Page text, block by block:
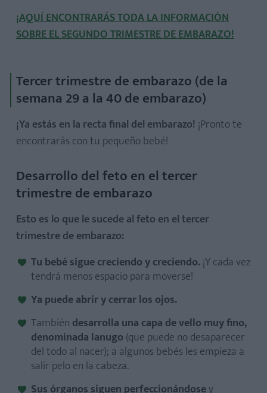
¡AQUÍ ENCONTRARÁS TODA LA INFORMACIÓN
SOBRE EL SEGUNDO TRIMESTRE DE EMBARAZO!
Tercer trimestre de embarazo (de la
semana 29 a la 40 de embarazo)
¡Ya estás en la recta final del embarazo! ¡Pronto te
encontrarás con tu pequeño bebé!
Desarrollo del feto en el tercer
trimestre de embarazo
Esto es lo que le sucede al feto en el tercer
trimestre de embarazo:
Tu bebé sigue creciendo y creciendo.¡Y cada vez
tendrá menos espacio para moverse!
Ya puede abrir y cerrar los ojos.
También desarrolla una capa de vello muy fino,
denominada lanugo (que puede no desaparecer
del todo al nacer); a algunos bebés les empieza a
salir pelo en la cabeza.
Sus órganos siguen perfeccionándosey